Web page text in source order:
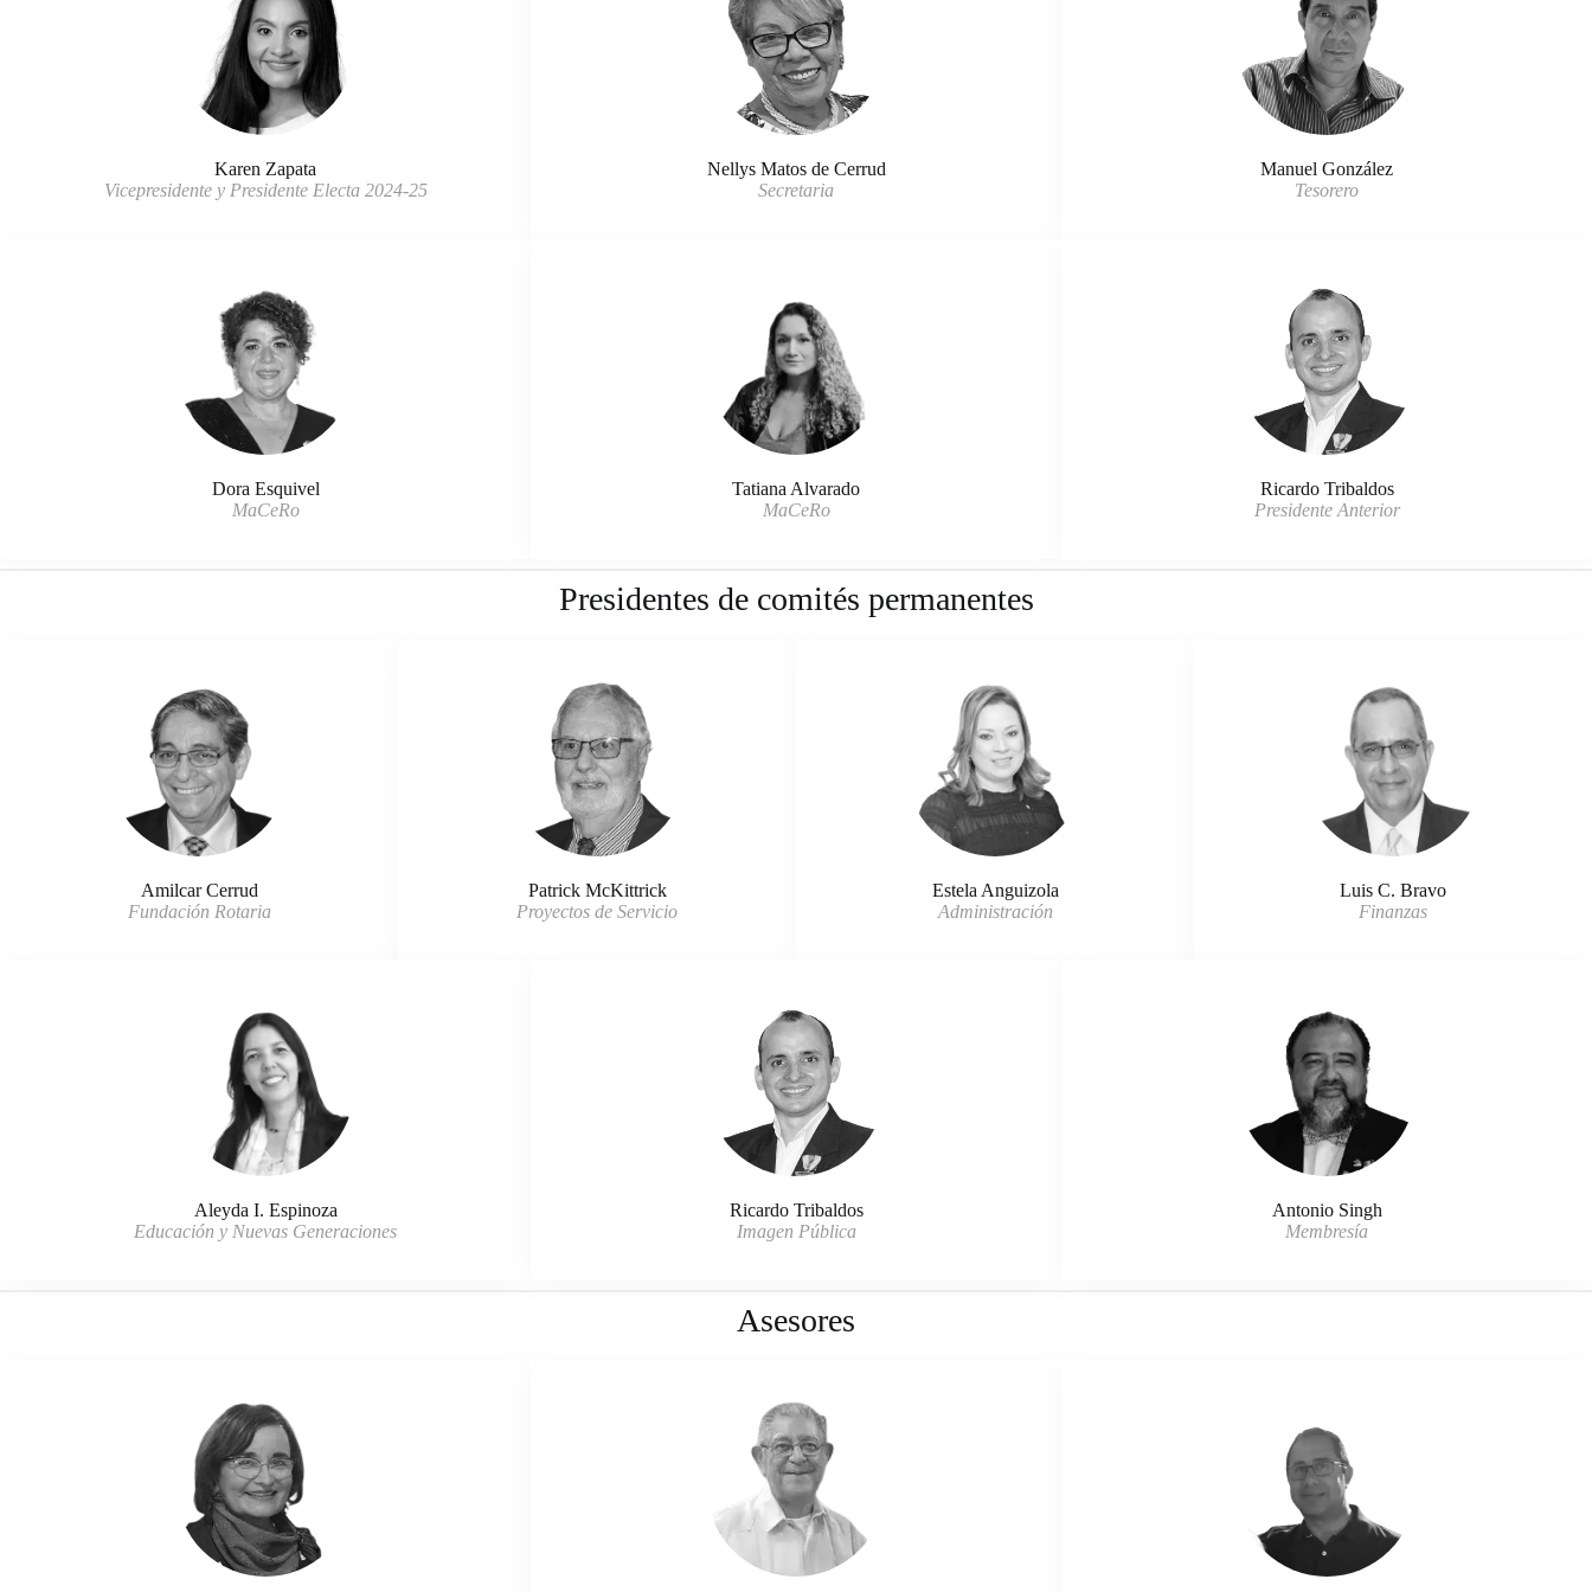
Karen Zapata
Vicepresidente y Presidente Electa 2024-25
Nellys Matos de Cerrud
Secretaria
Manuel González
Tesorero
Dora Esquivel
MaCeRo
Tatiana Alvarado
MaCeRo
Ricardo Tribaldos
Presidente Anterior
Presidentes de comités permanentes
Amilcar Cerrud
Fundación Rotaria
Patrick McKittrick
Proyectos de Servicio
Estela Anguizola
Administración
Luis C. Bravo
Finanzas
Aleyda I. Espinoza
Educación y Nuevas Generaciones
Ricardo Tribaldos
Imagen Pública
Antonio Singh
Membresía
Asesores